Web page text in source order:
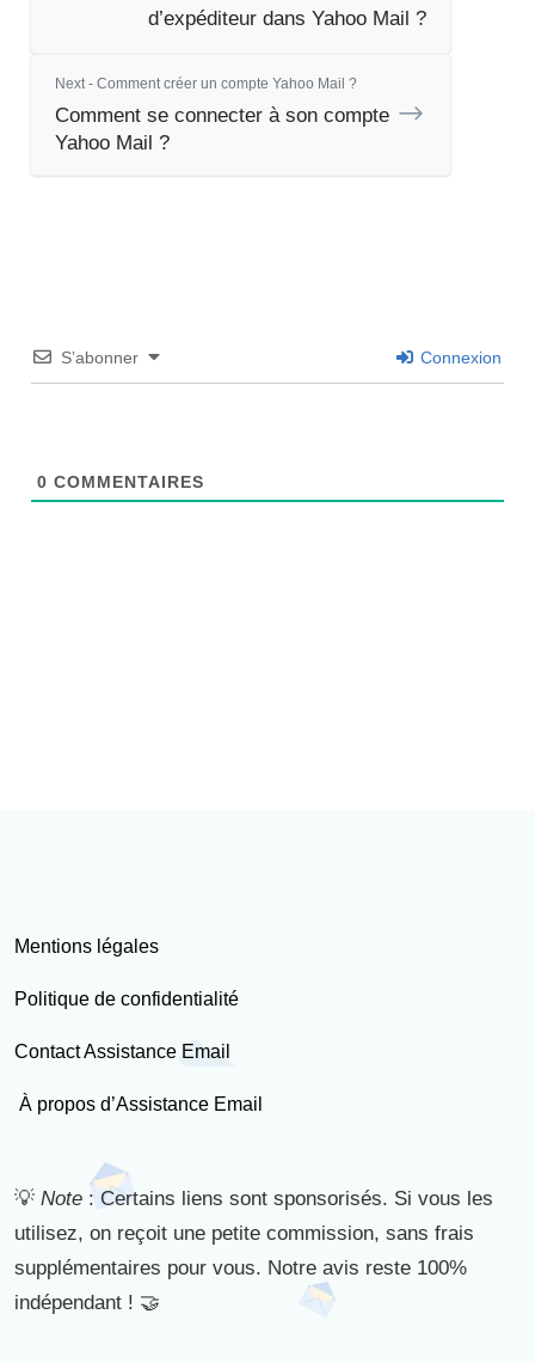
d’expéditeur dans Yahoo Mail ?
Next - Comment créer un compte Yahoo Mail ?
Comment se connecter à son compte
Yahoo Mail ?
S’abonner Connexion
0 COMMENTAIRES
Mentions légales
Politique de confidentialité
Contact Assistance Email
À propos d’Assistance Email
💡 Note : Certains liens sont sponsorisés. Si vous les
utilisez, on reçoit une petite commission, sans frais
supplémentaires pour vous. Notre avis reste 100%
indépendant ! 🤝